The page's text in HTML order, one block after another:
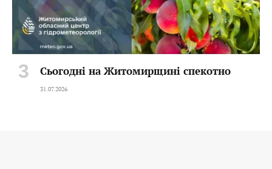
Сьогодні на Житомирщині спекотно
31.07.2026